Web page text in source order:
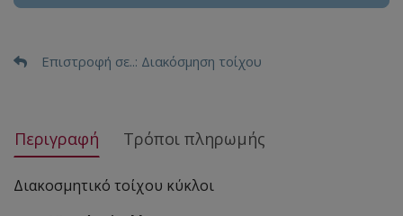
Επιστροφή σε..: Διακόσμηση τοίχου
Περιγραφή Τρόποι πληρωμής
Διακοσμητικό τοίχου κύκλοι